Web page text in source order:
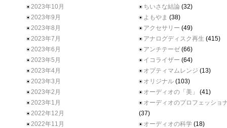
2023年10月
2023年9月
2023年8月
2023年7月
2023年6月
2023年5月
2023年4月
2023年3月
2023年2月
2023年1月
2022年12月
2022年11月
ちいさな結論 (32)
よもやま (38)
アクセサリー (49)
アナログディスク再生 (415)
アンチテーゼ (66)
イコライザー (64)
オプティマムレンジ (13)
オリジナル (103)
オーディオの「美」
(41)
オーディオのプロフェッショ
(37)
オーディオの科学 (18)